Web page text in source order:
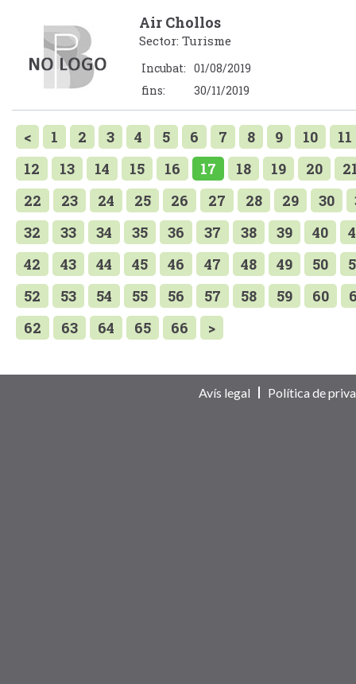
Air Chollos
Sector: Turisme
Incubat: 01/08/2019
fins:
30/11/2019
< 1 2 3 4 5 6 7 8 9 10
11
12
13 14 15 16 17 18 19 20
22
23 24 25 26 27 28 29 30
32
33 34 35 36 37 38 39 40
42
43 44 45 46 47 48 49 50
52
53 54 55 56 57 58 59 60
62
63 64 65 66 >
Avís legal Política de